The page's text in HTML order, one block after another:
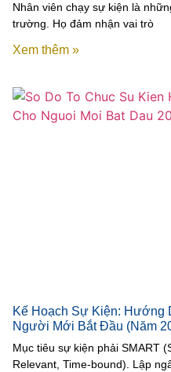
Nhân viên chạy sự kiện là
trường. Họ đảm nhận vai trò
Xem thêm »
Kế Hoạch Sự Kiện: Hướng
Người Mới Bắt Đầu (Năm
Mục tiêu sự kiện phải SMART
Relevant, Time-bound). Lập